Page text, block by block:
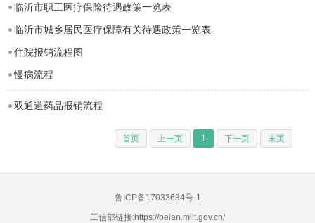
临沂市职工医疗保险待遇政策一览表
临沂市城乡居民医疗保障有关待遇政策一览表
住院报销流程图
慢病流程
双通道药品报销流程
首页 上一页 1 下一页 末页
鲁ICP备17033634号-1
工信部链接:https://beian.miit.gov.cn/